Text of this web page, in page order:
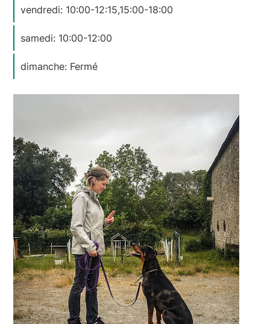
vendredi: 10:00-12:15,15:00-18:00
samedi: 10:00-12:00
dimanche: Fermé